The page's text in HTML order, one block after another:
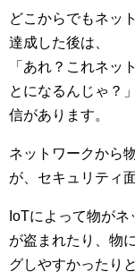
どこからでもネッ
達成した後は、
「あれ？これネッ
とになるんじゃ？
信があります。
ネットワークから
が、セキュリティ
IoTによって物が
が盗まれたり、物
グしやすかったり